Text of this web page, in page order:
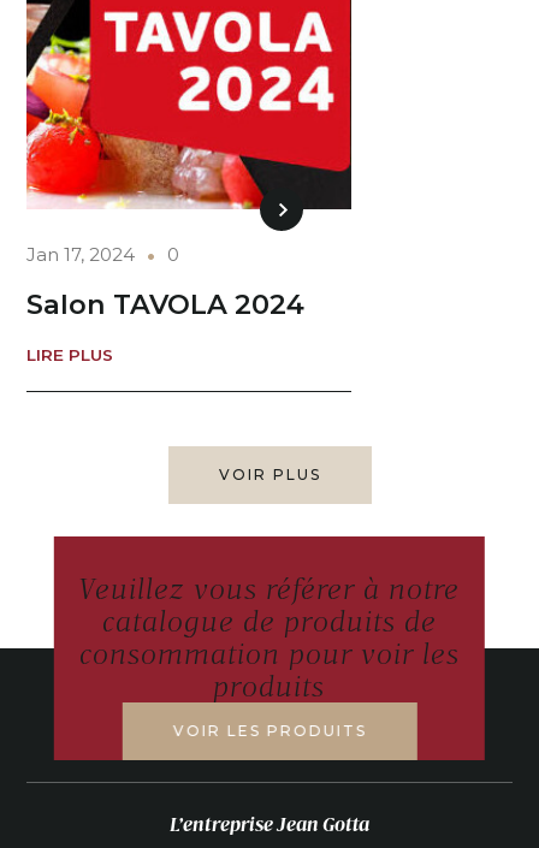
Jan 17, 2024 0
Salon TAVOLA 2024
LIRE PLUS
VOIR PLUS
Veuillez vous référer à notre
catalogue de produits de
consommation pour voir les
produits
VOIR LES PRODUITS
L’entreprise Jean Gotta